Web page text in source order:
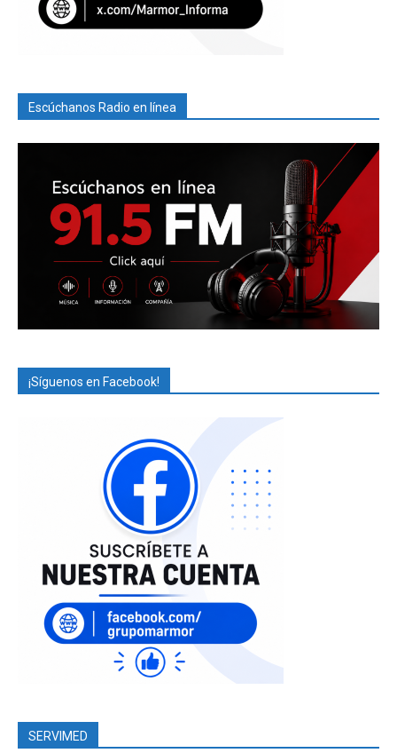
Escúchanos Radio en línea
¡Síguenos en Facebook!
SERVIMED